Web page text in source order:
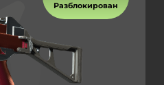
Разблокирован